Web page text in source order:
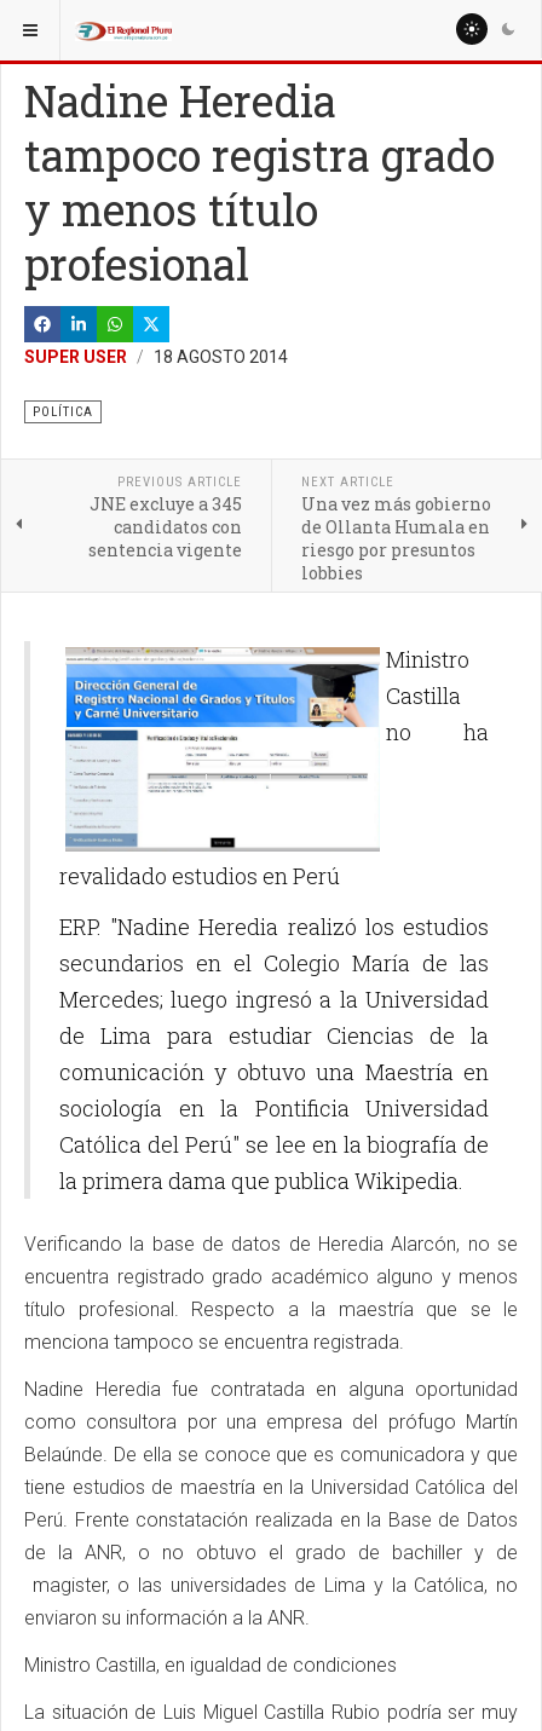
ESTÁ AQUÍ: NACIONALES
Nadine Heredia
tampoco registra grado
y menos título
profesional
SUPER USER 18 AGOSTO 2014
POLÍTICA
PREVIOUS ARTICLE
JNE excluye a 345
candidatos con
sentencia vigente
NEXT ARTICLE
Una vez más gobierno
de Ollanta Humala en
riesgo por presuntos
lobbies
Ministro
Castilla
no ha
revalidado estudios en Perú
ERP. "Nadine Heredia realizó los estudios
secundarios en el Colegio María de las
Mercedes; luego ingresó a la Universidad
de Lima para estudiar Ciencias de la
comunicación y obtuvo una Maestría en
sociología en la Pontificia Universidad
Católica del Perú" se lee en la biografía de
la primera dama que publica Wikipedia.
Verificando la base de datos de Heredia Alarcón, no se
encuentra registrado grado académico alguno y menos
título profesional. Respecto a la maestría que se le
menciona tampoco se encuentra registrada.
Nadine Heredia fue contratada en alguna oportunidad
como consultora por una empresa del prófugo Martín
Belaúnde. De ella se conoce que es comunicadora y que
tiene estudios de maestría en la Universidad Católica del
Perú. Frente constatación realizada en la Base de Datos
de la ANR, o no obtuvo el grado de bachiller y de
magister, o las universidades de Lima y la Católica, no
enviaron su información a la ANR.
Ministro Castilla, en igualdad de condiciones
La situación de Luis Miguel Castilla Rubio podría ser muy